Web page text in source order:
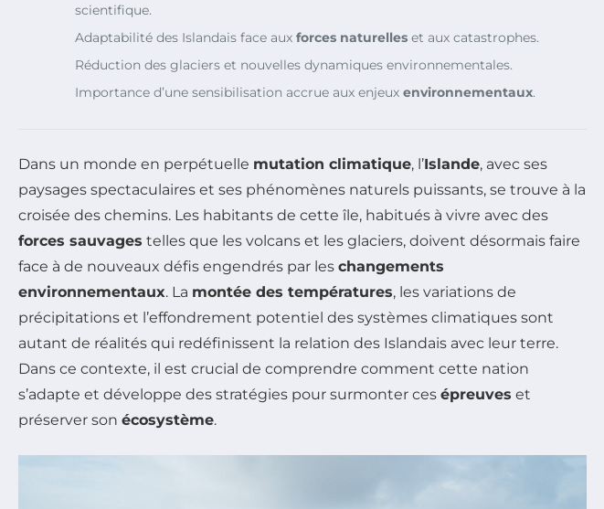
scientifique.
Adaptabilité des Islandais face aux forces naturelles et aux catastrophes.
Réduction des glaciers et nouvelles dynamiques environnementales.
Importance d’une sensibilisation accrue aux enjeux environnementaux.
Dans un monde en perpétuelle mutation climatique, l’Islande, avec ses
paysages spectaculaires et ses phénomènes naturels puissants, se trouve à la
croisée des chemins. Les habitants de cette île, habitués à vivre avec des
forces sauvages telles que les volcans et les glaciers, doivent désormais faire
face à de nouveaux défis engendrés par les changements
environnementaux. La montée des températures, les variations de
précipitations et l’effondrement potentiel des systèmes climatiques sont
autant de réalités qui redéfinissent la relation des Islandais avec leur terre.
Dans ce contexte, il est crucial de comprendre comment cette nation
s’adapte et développe des stratégies pour surmonter ces épreuves et
préserver son écosystème.